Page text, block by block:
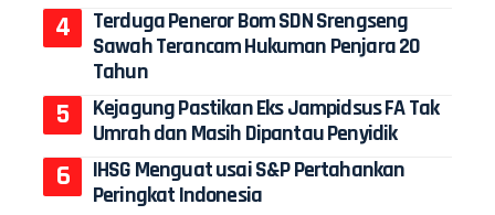
Terduga Peneror Bom SDN Srengseng
Sawah Terancam Hukuman Penjara 20
Tahun
Kejagung Pastikan Eks Jampidsus FA Tak
Umrah dan Masih Dipantau Penyidik
IHSG Menguat usai S&P Pertahankan
Peringkat Indonesia